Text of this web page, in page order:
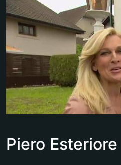
Piero Esteriore